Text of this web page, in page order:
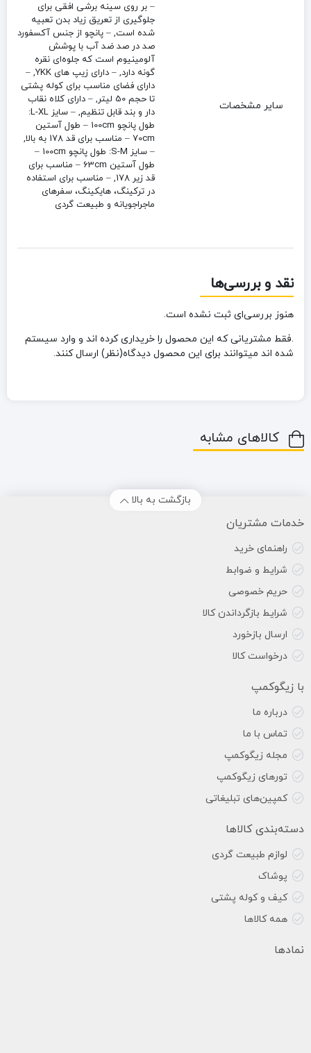
سایر مشخصات
– بر روی سینه برشی افقی برای
جلوگیری از تعریق زیاد بدن تعبیه
شده است, – پانچو از جنس آکسفورد
صد در صد ضد آب با پوشش
آلومینیوم است که جلوه‌ای نقره
گونه دارد, – دارای زیپ های YKK, –
دارای فضای مناسب برای کوله پشتی
تا حجم 50 لیتر, – دارای کلاه نقاب
دار و بند قابل تنظیم, – سایز L-XL:
طول پانچو 100cm – طول آستین
70cm – مناسب برای قد 178 به بالا,
– سایز S-M: طول پانچو 100cm –
طول آستین 63cm – مناسب برای
قد زیر 178, – مناسب برای استفاده
در ترکینگ، هایکینگ، سفرهای
ماجراجویانه و طبیعت گردی
نقد و بررسی‌ها
هنوز بررسی‌ای ثبت نشده است.
.فقط مشتریانی که این محصول را خریداری کرده اند و وارد سیستم
شده اند میتوانند برای این محصول دیدگاه(نظر) ارسال کنند.
کالاهای مشابه
بازگشت به بالا
خدمات مشتریان
راهنمای خرید
شرایط و ضوابط
حریم خصوصی
شرایط بازگرداندن کالا
ارسال بازخورد
درخواست کالا
با زیگوکمپ
درباره ما
تماس با ما
مجله زیگوکمپ
تورهای زیگوکمپ
کمپین‌های تبلیغاتی
دسته‌بندی کالاها
لوازم طبیعت گردی
پوشاک
کیف و کوله پشتی
همه کالاها
نمادها